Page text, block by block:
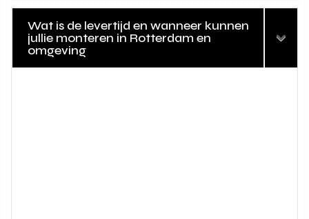
Wat is de levertijd en wanneer kunnen
jullie monteren in Rotterdam en
omgeving